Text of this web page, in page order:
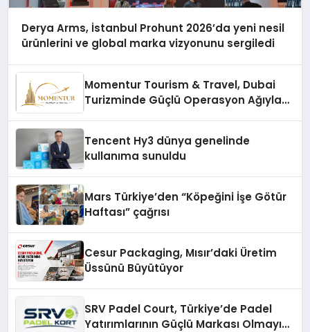
Derya Arms, İstanbul Prohunt 2026’da yeni nesil
ürünlerini ve global marka vizyonunu sergiledi
Momentur Tourism & Travel, Dubai
Turizminde Güçlü Operasyon Ağıyla
Tencent Hy3 dünya genelinde
kullanıma sunuldu
Mars Türkiye’den “Köpeğini İşe Götür
Haftası” çağrısı
Cesur Packaging, Mısır’daki Üretim
Üssünü Büyütüyor
SRV Padel Court, Türkiye’de Padel
Yatırımlarının Güçlü Markası Olmayı